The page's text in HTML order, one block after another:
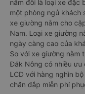
nằm đôi là loại xe đặc
một phòng ngủ khách
xe giường nằm cho
Nam. Loại xe giường
ngày càng cao của
So với xe giường nằm
Đắk Nông có nhiều ưu
LCD với hàng nghìn
chăn đắp miễn phí